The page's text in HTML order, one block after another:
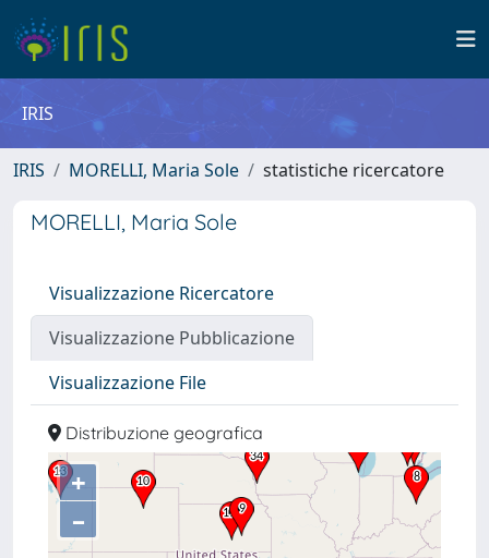
IRIS
IRIS MORELLI, Maria Sole statistiche ricercatore
MORELLI, Maria Sole
Visualizzazione Ricercatore
Visualizzazione Pubblicazione
Visualizzazione File
Distribuzione geografica
+
–